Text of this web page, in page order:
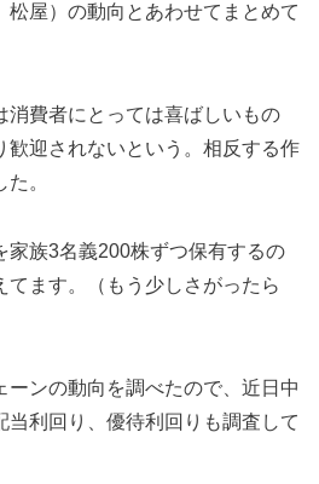
松屋）の動向とあわせてまとめて
消費者にとっては喜ばしいもの
歓迎されないという。相反する作
。
家族3名義200株ずつ保有するの
てます。（もう少しさがったら
ーンの動向を調べたので、近日中
当利回り、優待利回りも調査して